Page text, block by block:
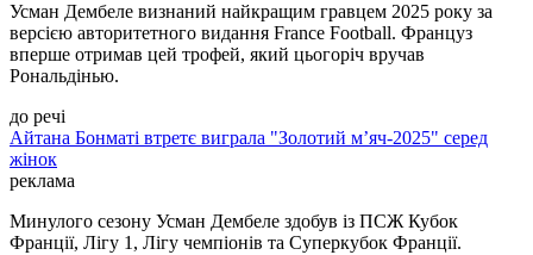
Усман Дембеле визнаний найкращим гравцем 2025 року за
версією авторитетного видання France Football. Француз
вперше отримав цей трофей, який цьогоріч вручав
Рональдінью.
до речі
Айтана Бонматі втретє виграла "Золотий м’яч-2025" серед
жінок
реклама
Минулого сезону Усман Дембеле здобув із ПСЖ Кубок
Франції, Лігу 1, Лігу чемпіонів та Суперкубок Франції.